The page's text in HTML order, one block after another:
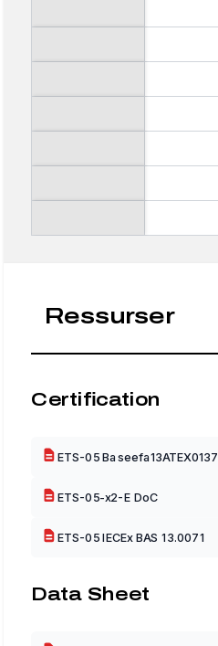
Ressurser
Certification
ETS-05 Baseefa13ATEX0137
ETS-05-x2-E DoC
ETS-05 IECEx BAS 13.0071
Data Sheet